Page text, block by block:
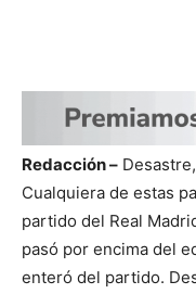
Redacción –
Cualquiera de estas
partido del Real
pasó por encima del
enteró del partido.